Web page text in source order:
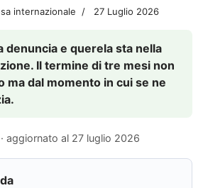
internazionale 27 Luglio 2026
denuncia e querela sta nella
Il termine di tre mesi non
ma dal momento in cui se ne
aggiornato al 27 luglio 2026